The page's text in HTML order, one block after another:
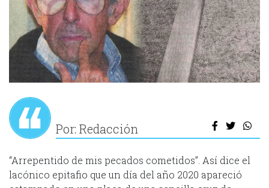
Por: Redacción
“Arrepentido de mis pecados cometidos”. Así dice el
lacónico epitafio que un día del año 2020 apareció